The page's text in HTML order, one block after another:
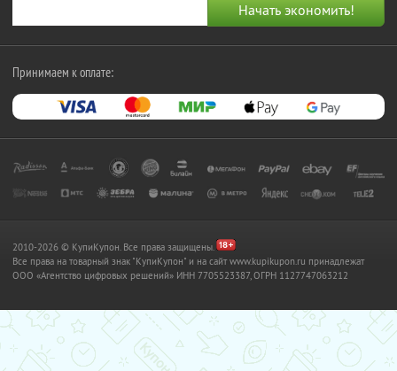
Принимаем к оплате:
2010-2026 © КупиКупон. Все права защищены.
Все права на товарный знак "КупиКупон" и на сайт www.kupikupon.ru принадлежат
OOO «Агентство цифровых решений» ИНН 7705523387, ОГРН 1127747063212